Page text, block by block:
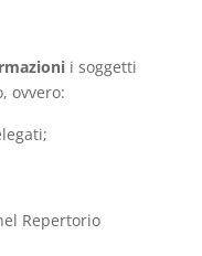
i soggetti
ovvero:
Repertorio